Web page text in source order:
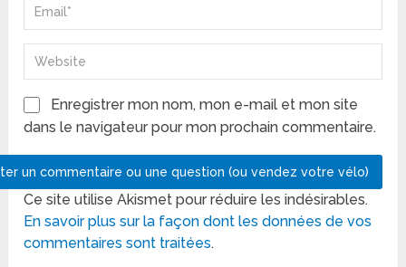
Enregistrer mon nom, mon e-mail et mon site
dans le navigateur pour mon prochain commentaire.
Ce site utilise Akismet pour réduire les indésirables.
En savoir plus sur la façon dont les données de vos
commentaires sont traitées.